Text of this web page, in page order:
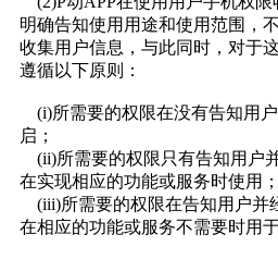
明确告知使用用途和使用范围，
收集用户信息，与此同时，对于
遵循以下原则：
(i)所需要的权限在没有告知用
启；
(ii)所需要的权限只有告知用户
在实现相应的功能或服务时使用；
(iii)所需要的权限在告知用户并
在相应的功能或服务不需要时用